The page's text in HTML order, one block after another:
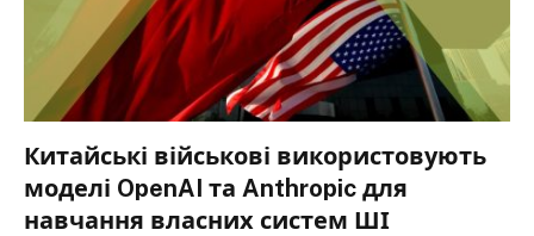
Китайські військові використовують
моделі OpenAI та Anthropic для
навчання власних систем ШІ